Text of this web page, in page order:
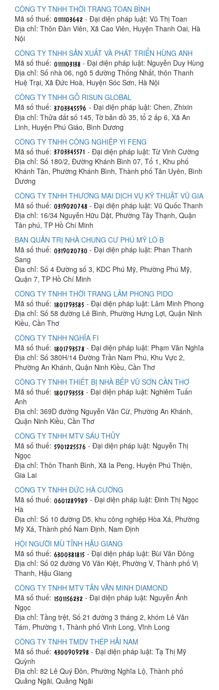
CÔNG TY TNHH THỜI TRANG TOAN BÌNH
Mã số thuế:
- Đại diện pháp luật: Vũ Thị Toan
Địa chỉ: Thôn Đàn Viên, Xã Cao Viên, Huyện Thanh Oai, Hà
Nội
CÔNG TY TNHH SẢN XUẤT VÀ PHÁT TRIỂN HÙNG ANH
Mã số thuế:
- Đại diện pháp luật: Nguyễn Duy Hùng
Địa chỉ: Số nhà 06, ngõ 5 đường Thống Nhất, thôn Thanh
Huệ Trại, Xã Đức Hoà, Huyện Sóc Sơn, Hà Nội
CÔNG TY TNHH GỖ RISUN GLOBAL
Mã số thuế:
- Đại diện pháp luật: Chen, Zhixin
Địa chỉ: Thửa đất số 145, Tờ bản đồ 35, tổ 2 ấp 6, Xã An
Linh, Huyện Phú Giáo, Bình Dương
CÔNG TY TNHH CÔNG NGHIỆP YI FENG
Mã số thuế:
- Đại diện pháp luật: Từ Vinh Cường
Địa chỉ: Số 180/2, Đường Khánh Bình 07, Tổ 1, Khu phố
Khánh Tân, Phường Khánh Bình, Thành phố Tân Uyên, Bình
Dương
CÔNG TY TNHH THƯƠNG MẠI DỊCH VỤ KỸ THUẬT VŨ GIA
Mã số thuế:
- Đại diện pháp luật: Vũ Quốc Thanh
Địa chỉ: 16/34 Nguyễn Hữu Dật, Phường Tây Thạnh, Quận
Tân phú, TP Hồ Chí Minh
BAN QUẢN TRỊ NHÀ CHUNG CƯ PHÚ MỸ LÔ B
Mã số thuế:
- Đại diện pháp luật: Phan Thanh
Sang
Địa chỉ: Số 4 Đường số 3, KDC Phú Mỹ, Phường Phú Mỹ,
Quận 7, TP Hồ Chí Minh
CÔNG TY TNHH THỜI TRANG LÂM PHONG PIDO
Mã số thuế:
- Đại diện pháp luật: Lâm Minh Phong
Địa chỉ: Số 58 đường Lê Bình, Phường Hưng Lợi, Quận Ninh
Kiều, Cần Thơ
CÔNG TY TNHH NGHĨA FI
Mã số thuế:
- Đại diện pháp luật: Phạm Văn Nghĩa
Địa chỉ: Số 380H/14 Đường Trần Nam Phú, Khu Vực 2,
Phường An Khánh, Quận Ninh Kiều, Cần Thơ
CÔNG TY TNHH THIẾT BỊ NHÀ BẾP VŨ SƠN CẦN THƠ
Mã số thuế:
- Đại diện pháp luật: Nghiêm Tuấn
Anh
Địa chỉ: 369D đường Nguyễn Văn Cừ, Phường An Khánh,
Quận Ninh Kiều, Cần Thơ
CÔNG TY TNHH MTV SÁU THỦY
Mã số thuế:
- Đại diện pháp luật: Nguyễn Thị
Ngọc
Địa chỉ: Thôn Thanh Bình, Xã Ia Peng, Huyện Phú Thiện,
Gia Lai
CÔNG TY TNHH ĐỨC HÀ CƯỜNG
Mã số thuế:
- Đại diện pháp luật: Đinh Thị Ngọc
Hà
Địa chỉ: Số 10 đường D5, khu công nghiệp Hòa Xá, Phường
Mỹ Xá, Thành phố Nam Định, Nam Định
HỘI NGƯỜI MÙ TỈNH HẬU GIANG
Mã số thuế:
- Đại diện pháp luật: Bùi Văn Đông
Địa chỉ: Số 02 đường Võ Văn Kiệt, Phường V, Thành phố Vị
Thanh, Hậu Giang
CÔNG TY TNHH MTV TÂN VĂN MINH DIAMOND
Mã số thuế:
- Đại diện pháp luật: Nguyễn Ánh
Ngọc
Địa chỉ: Tầng trệt, Số 21 đường 3 tháng 2, khóm Lê Văn
Tám, Phường 1, Thành phố Vĩnh Long, Vĩnh Long
CÔNG TY TNHH TMDV THÉP HẢI NAM
Mã số thuế:
- Đại diện pháp luật: Tạ Thị Mỹ
Quỳnh
Địa chỉ: 82 Lê Quý Đôn, Phường Nghĩa Lộ, Thành phố
Quảng Ngãi, Quảng Ngãi